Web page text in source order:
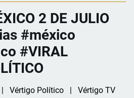
2 DE JULIO
#méxico
#VIRAL
Vértigo Político Vértigo TV